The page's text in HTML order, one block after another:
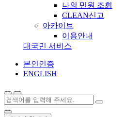
나의 민원 조회
CLEAN신고
아카이브
이용안내
대국민 서비스
본인인증
ENGLISH